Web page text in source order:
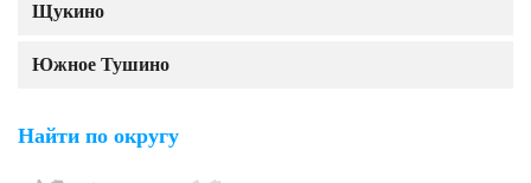
Щукино
Южное Тушино
Найти по округу